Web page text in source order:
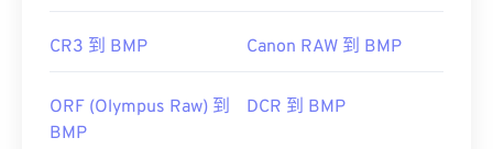
CR3 到 BMP Canon RAW 到 BMP
ORF (Olympus Raw) 到
BMP
DCR 到 BMP